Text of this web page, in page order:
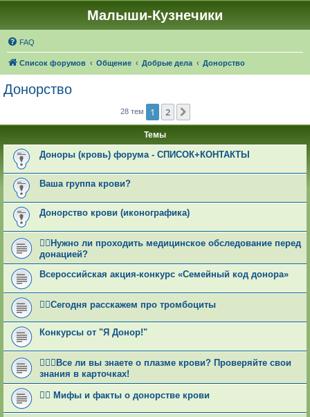
Малыши-Кузнечики
FAQ
Список форумов Общение Добрые дела Донорство
Донорство
28 тем 1 2
Темы
Доноры (кровь) форума - СПИСОК+КОНТАКТЫ
Ваша группа крови?
Донорство крови (иконографика)
👩‍⚕Нужно ли проходить медицинское обследование перед
донацией?
Всероссийская акция-конкурс «Семейный код донора»
👩‍⚕Сегодня расскажем про тромбоциты
Конкурсы от "Я Донор!"
👩🏻‍⚕Все ли вы знаете о плазме крови? Проверяйте свои
знания в карточках!
🕵‍♂ Мифы и факты о донорстве крови